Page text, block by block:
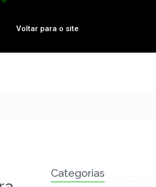
Voltar para o site
Categorias